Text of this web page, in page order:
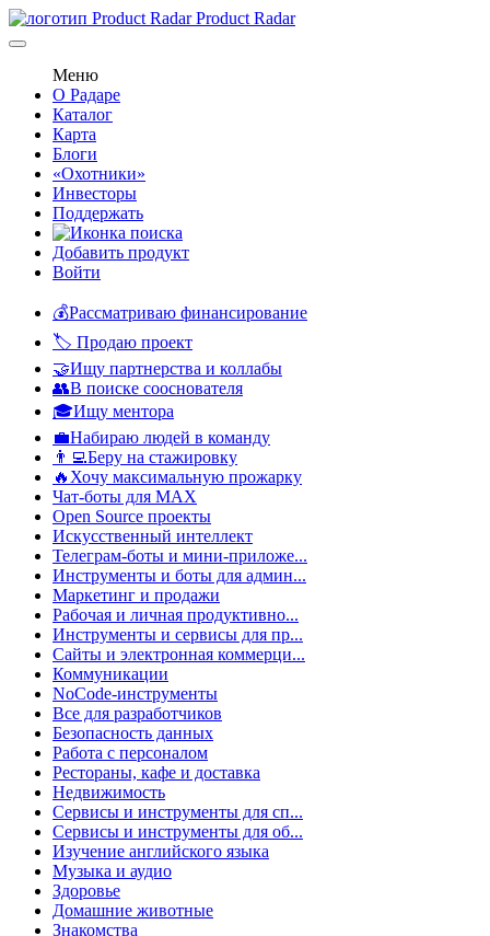
Product Radar
Меню
О Радаре
Каталог
Карта
Блоги
«Охотники»
Инвесторы
Поддержать
Добавить продукт
Войти
💰Рассматриваю финансирование
🏷️ Продаю проект
🤝Ищу партнерства и коллабы
👥В поиске сооснователя
🎓Ищу ментора
💼Набираю людей в команду
👨‍💻Беру на стажировку
🔥Хочу максимальную прожарку
Чат-боты для MAX
Open Source проекты
Искусственный интеллект
Телеграм-боты и мини-приложе...
Инструменты и боты для админ...
Маркетинг и продажи
Рабочая и личная продуктивно...
Инструменты и сервисы для пр...
Сайты и электронная коммерци...
Коммуникации
NoCode-инструменты
Все для разработчиков
Безопасность данных
Работа с персоналом
Рестораны, кафе и доставка
Недвижимость
Сервисы и инструменты для сп...
Сервисы и инструменты для об...
Изучение английского языка
Музыка и аудио
Здоровье
Домашние животные
Знакомства